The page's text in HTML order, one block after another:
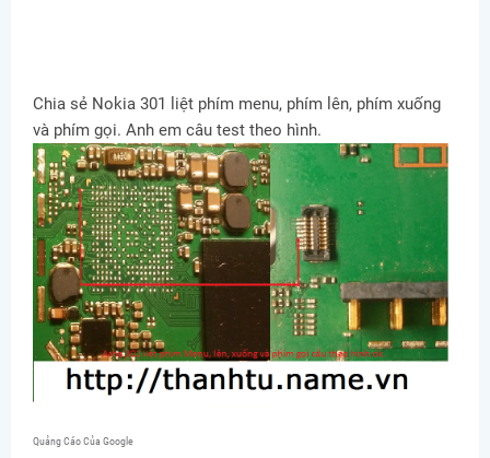
Chia sẻ Nokia 301 liệt phím menu, phím lên, phím xuống
và phím gọi. Anh em câu test theo hình.
Quảng Cáo Của Google